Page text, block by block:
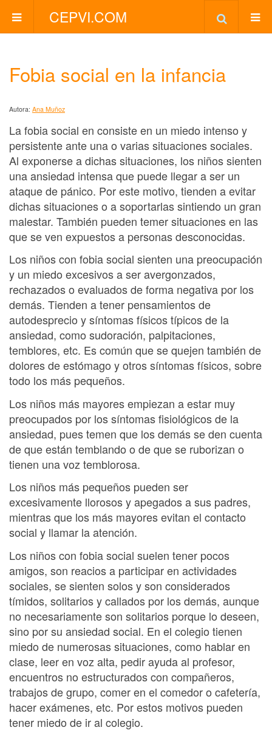
CEPVI.COM
Fobia social en la infancia
Autora: Ana Muñoz
La fobia social en consiste en un miedo intenso y
persistente ante una o varias situaciones sociales.
Al exponerse a dichas situaciones, los niños sienten
una ansiedad intensa que puede llegar a ser un
ataque de pánico. Por este motivo, tienden a evitar
dichas situaciones o a soportarlas sintiendo un gran
malestar. También pueden temer situaciones en las
que se ven expuestos a personas desconocidas.
Los niños con fobia social sienten una preocupación
y un miedo excesivos a ser avergonzados,
rechazados o evaluados de forma negativa por los
demás. Tienden a tener pensamientos de
autodesprecio y síntomas físicos típicos de la
ansiedad, como sudoración, palpitaciones,
temblores, etc. Es común que se quejen también de
dolores de estómago y otros síntomas físicos, sobre
todo los más pequeños.
Los niños más mayores empiezan a estar muy
preocupados por los síntomas fisiológicos de la
ansiedad, pues temen que los demás se den cuenta
de que están temblando o de que se ruborizan o
tienen una voz temblorosa.
Los niños más pequeños pueden ser
excesivamente llorosos y apegados a sus padres,
mientras que los más mayores evitan el contacto
social y llamar la atención.
Los niños con fobia social suelen tener pocos
amigos, son reacios a participar en actividades
sociales, se sienten solos y son considerados
tímidos, solitarios y callados por los demás, aunque
no necesariamente son solitarios porque lo deseen,
sino por su ansiedad social. En el colegio tienen
miedo de numerosas situaciones, como hablar en
clase, leer en voz alta, pedir ayuda al profesor,
encuentros no estructurados con compañeros,
trabajos de grupo, comer en el comedor o cafetería,
hacer exámenes, etc. Por estos motivos pueden
tener miedo de ir al colegio.